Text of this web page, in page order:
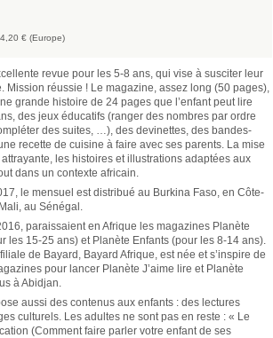
€ (Europe)
revue pour les 5-8 ans, qui vise à susciter leur
Mission réussie ! Le magazine, assez long (50 pages),
grande histoire de 24 pages que l’enfant peut lire
des jeux éducatifs (ranger des nombres par ordre
des suites, …), des devinettes, des bandes-
recette de cuisine à faire avec ses parents. La mise
les histoires et illustrations adaptées aux
dans un contexte africain.
le mensuel est distribué au Burkina Faso, en Côte-
au Sénégal.
paraissaient en Afrique les magazines Planète
les 15-25 ans) et Planète Enfants (pour les 8-14 ans).
de Bayard, Bayard Afrique, est née et s’inspire de
pour lancer Planète J’aime lire et Planète
à Abidjan.
aussi des contenus aux enfants : des lectures
culturels. Les adultes ne sont pas en reste : « Le
(Comment faire parler votre enfant de ses